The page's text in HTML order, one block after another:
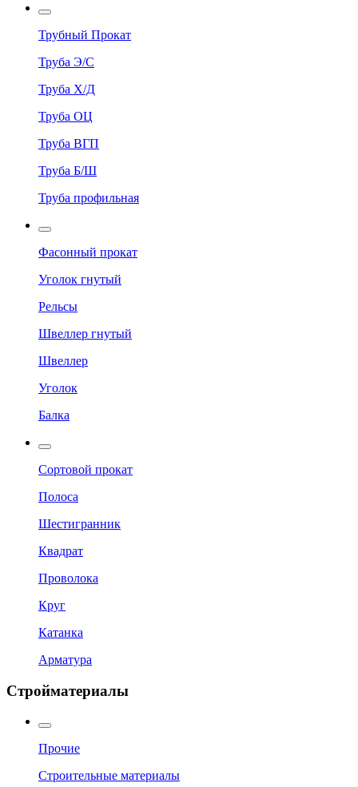
Трубный Прокат
Труба Э/С
Труба Х/Д
Труба ОЦ
Труба ВГП
Труба Б/Ш
Труба профильная
Фасонный прокат
Уголок гнутый
Рельсы
Швеллер гнутый
Швеллер
Уголок
Балка
Сортовой прокат
Полоса
Шестигранник
Квадрат
Проволока
Круг
Катанка
Арматура
Стройматериалы
Прочие
Строительные материалы